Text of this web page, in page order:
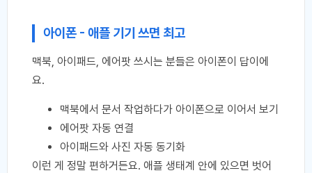
아이폰 - 애플 기기 쓰면 최고
맥북, 아이패드, 에어팟 쓰시는 분들은 아이폰이 답이에
요.
맥북에서 문서 작업하다가 아이폰으로 이어서 보기
에어팟 자동 연결
아이패드와 사진 자동 동기화
이런 게 정말 편하거든요. 애플 생태계 안에 있으면 벗어